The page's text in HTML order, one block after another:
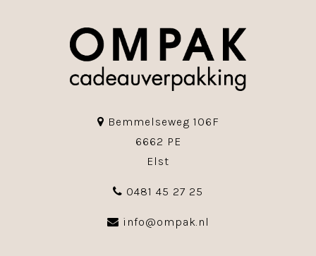
Bemmelseweg 106F
6662 PE
Elst
0481 45 27 25
info@ompak.nl